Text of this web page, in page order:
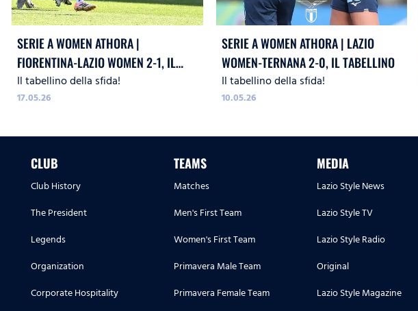
SERIE A WOMEN ATHORA |
FIORENTINA-LAZIO WOMEN 2-1, IL
TABELLINO
Il tabellino della sfida!
17.05.26
SERIE A WOMEN ATHORA | LAZIO
WOMEN-TERNANA 2-0, IL TABELLINO
Il tabellino della sfida!
10.05.26
CLUB
Club History
The President
Legends
Organization
Corporate Hospitality
TEAMS
Matches
Men's First Team
Women's First Team
Primavera Male Team
Primavera Female Team
MEDIA
Lazio Style News
Lazio Style TV
Lazio Style Radio
Original
Lazio Style Magazine